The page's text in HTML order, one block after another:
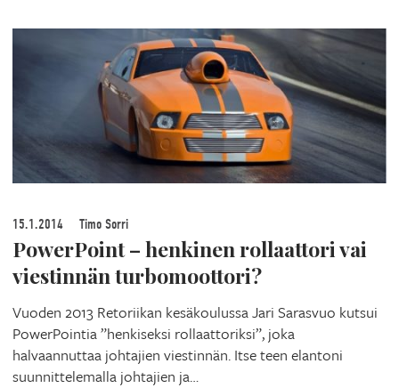
15.1.2014 Timo Sorri
PowerPoint – henkinen rollaattori vai
viestinnän turbomoottori?
Vuoden 2013 Retoriikan kesäkoulussa Jari Sarasvuo kutsui
PowerPointia ”henkiseksi rollaattoriksi”, joka
halvaannuttaa johtajien viestinnän. Itse teen elantoni
suunnittelemalla johtajien ja…